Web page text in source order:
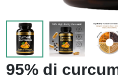
95% di